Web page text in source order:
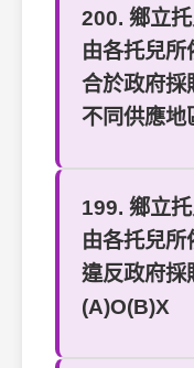
200. 鄉立
由各托兒所
合於政府採
不同供應地
199. 鄉立
由各托兒所
違反政府採
(A)O(B)X